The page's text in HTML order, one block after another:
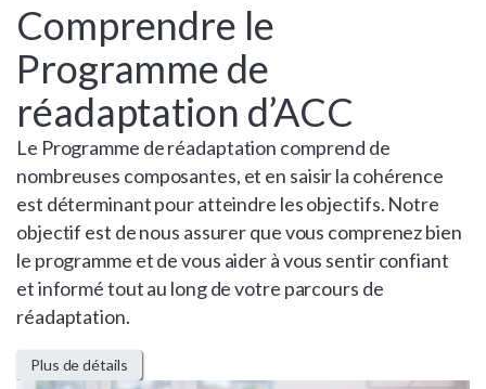
Comprendre le
Programme de
réadaptation d’ACC
Le Programme de réadaptation comprend de
nombreuses composantes, et en saisir la cohérence
est déterminant pour atteindre les objectifs. Notre
objectif est de nous assurer que vous comprenez bien
le programme et de vous aider à vous sentir confiant
et informé tout au long de votre parcours de
réadaptation.
Plus de détails